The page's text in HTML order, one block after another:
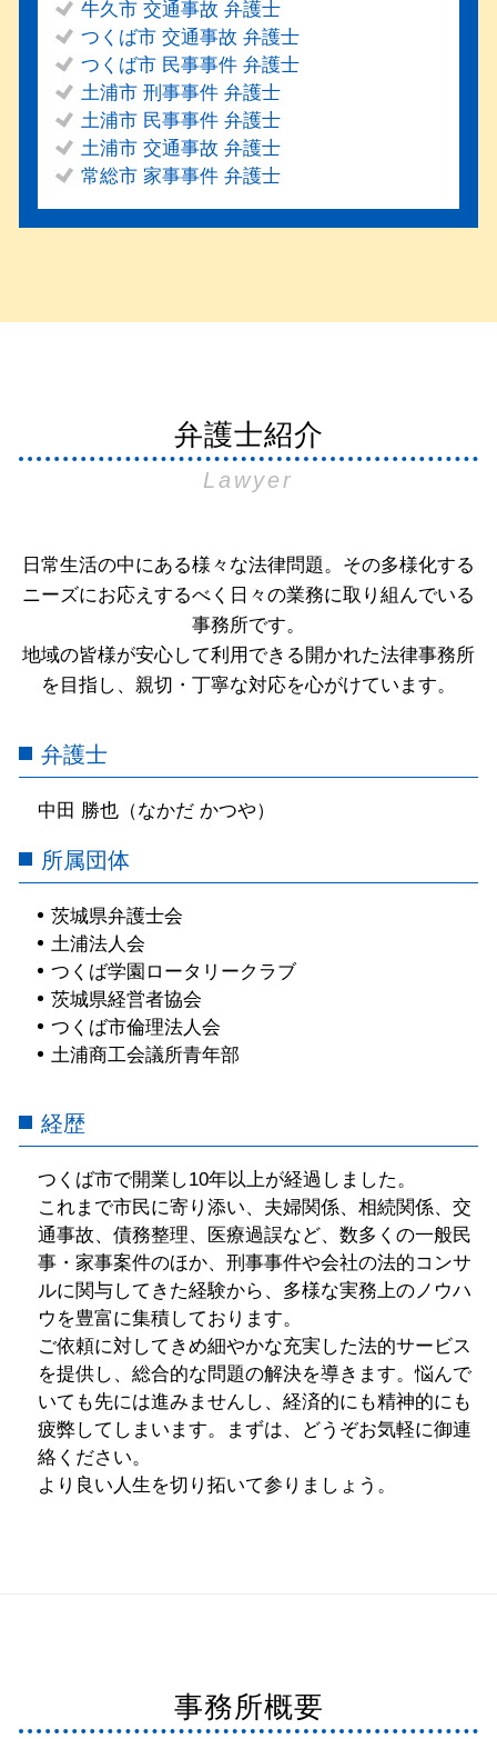
牛久市 交通事故 弁護士
つくば市 交通事故 弁護士
つくば市 民事事件 弁護士
土浦市 刑事事件 弁護士
土浦市 民事事件 弁護士
土浦市 交通事故 弁護士
常総市 家事事件 弁護士
弁護士紹介
Lawyer
日常生活の中にある様々な法律問題。その多様化する
ニーズにお応えするべく日々の業務に取り組んでいる
事務所です。
地域の皆様が安心して利用できる開かれた法律事務所
を目指し、親切・丁寧な対応を心がけています。
弁護士
中田 勝也（なかだ かつや）
所属団体
茨城県弁護士会
土浦法人会
つくば学園ロータリークラブ
茨城県経営者協会
つくば市倫理法人会
土浦商工会議所青年部
経歴
つくば市で開業し10年以上が経過しました。
これまで市民に寄り添い、夫婦関係、相続関係、交
通事故、債務整理、医療過誤など、数多くの一般民
事・家事案件のほか、刑事事件や会社の法的コンサ
ルに関与してきた経験から、多様な実務上のノウハ
ウを豊富に集積しております。
ご依頼に対してきめ細やかな充実した法的サービス
を提供し、総合的な問題の解決を導きます。悩んで
いても先には進みませんし、経済的にも精神的にも
疲弊してしまいます。まずは、どうぞお気軽に御連
絡ください。
より良い人生を切り拓いて参りましょう。
事務所概要